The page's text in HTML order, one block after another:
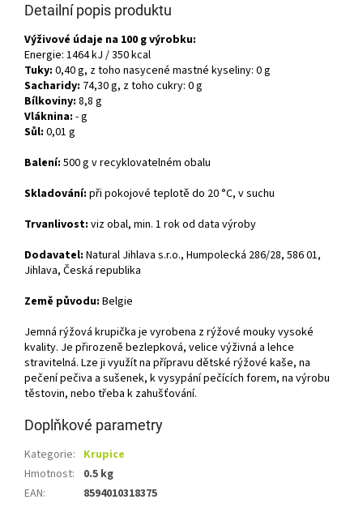
Detailní popis produktu
Výživové údaje na 100 g výrobku:
Energie: 1464 kJ / 350 kcal
Tuky: 0,40 g, z toho nasycené mastné kyseliny: 0 g
Sacharidy: 74,30 g, z toho cukry: 0 g
Bílkoviny: 8,8 g
Vláknina: - g
Sůl: 0,01 g
Balení: 500 g v recyklovatelném obalu
Skladování: při pokojové teplotě do 20 °C, v suchu
Trvanlivost: viz obal, min. 1 rok od data výroby
Dodavatel: Natural Jihlava s.r.o., Humpolecká 286/28, 586 01,
Jihlava, Česká republika
Země původu: Belgie
Jemná rýžová krupička je vyrobena z rýžové mouky vysoké
kvality. Je přirozeně bezlepková, velice výživná a lehce
stravitelná. Lze ji využít na přípravu dětské rýžové kaše, na
pečení pečiva a sušenek, k vysypání pečících forem, na výrobu
těstovin, nebo třeba k zahušťování.
Doplňkové parametry
Kategorie: Krupice
Hmotnost:
0.5 kg
EAN: 8594010318375